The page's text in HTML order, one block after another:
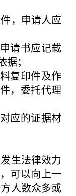
，申请人应
请书应记载
；
复印件及作
，委托代理
应的证据材
生法律效力
可以向上一
人数众多或